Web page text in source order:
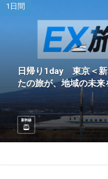
1日間
日帰り1day 東京＜
たの旅が、地域の未来
新幹線